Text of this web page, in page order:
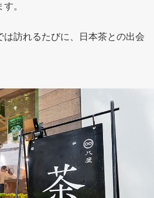
。
訪れるたびに、日本茶との出会